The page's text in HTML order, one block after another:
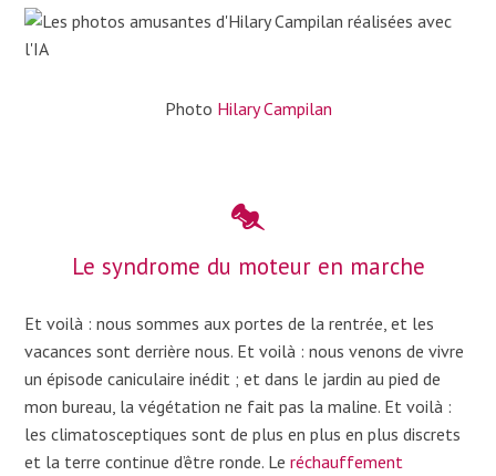
Photo Hilary Campilan
Le syndrome du moteur en marche
Et voilà : nous sommes aux portes de la rentrée, et les
vacances sont derrière nous. Et voilà : nous venons de vivre
un épisode caniculaire inédit ; et dans le jardin au pied de
mon bureau, la végétation ne fait pas la maline. Et voilà :
les climatosceptiques sont de plus en plus en plus discrets
et la terre continue d’être ronde. Leréchauffement